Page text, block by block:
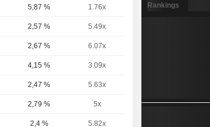
5,87 % 1.76x
2,57 % 5.49x
2,67 % 6.07x
4,15 % 3.09x
2,47 % 5.63x
2,79 % 5x
2,4 % 5.82x
Rankings